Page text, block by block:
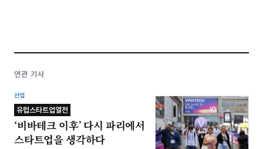
연관 기사
산업
유럽스타트업열전
‘비바테크 이후’ 다시 파리에서
스타트업을 생각하다